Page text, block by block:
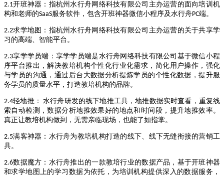
2.1开班神器：指杭州水行舟网络科技有限公司主办运营的面向培训机
构和老师的SaaS服务软件，包含开班神器微信小程序及水行舟PC端。
2.2求学地图：指杭州水行舟网络科技有限公司主办运营的关于共享学
习的高端、智能平台。
2.3享学学员端：享学学员端是水行舟网络科技有限公司基于微信小程
序平台推出，解决教培机构个性化行业化需求，简化用户操作，强化
与学员的沟通，通过后台大数据分析提炼学员的个性化数据，提升服
务学员的质量水平，打造教培机构的品牌。
2.4轻地推：
水行舟研发的线下地推工具，地推数据实时查看，重复线
索自动检测，数据分析地推效果好的地点和时间段，提升地推效率。
真正让教培机构做到，无需亲临现场，也能了如指掌。
2.5满客神器：水行舟为教培机构打造的线下、线下无缝衔接的营销工
具。
2.6数据魔方：水行舟推出的一款教培行业的数据产品，基于开班神器
和求学地图上的学习数据为依托，为培训机构提供深入的数据服务，